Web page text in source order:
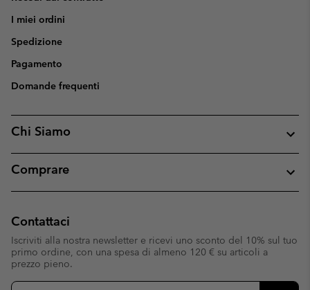
I miei ordini
Spedizione
Pagamento
Domande frequenti
Chi Siamo
Comprare
Contattaci
Iscriviti alla nostra newsletter e ricevi uno sconto del 10% sul tuo
primo ordine, con una spesa di almeno 120 € su articoli a
prezzo pieno.